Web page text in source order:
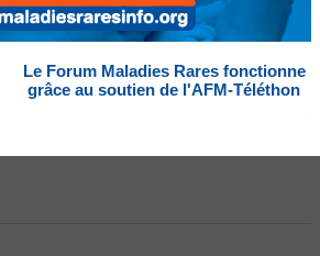
Le Forum Maladies Rares fonctionne
grâce au soutien de l'AFM-Téléthon